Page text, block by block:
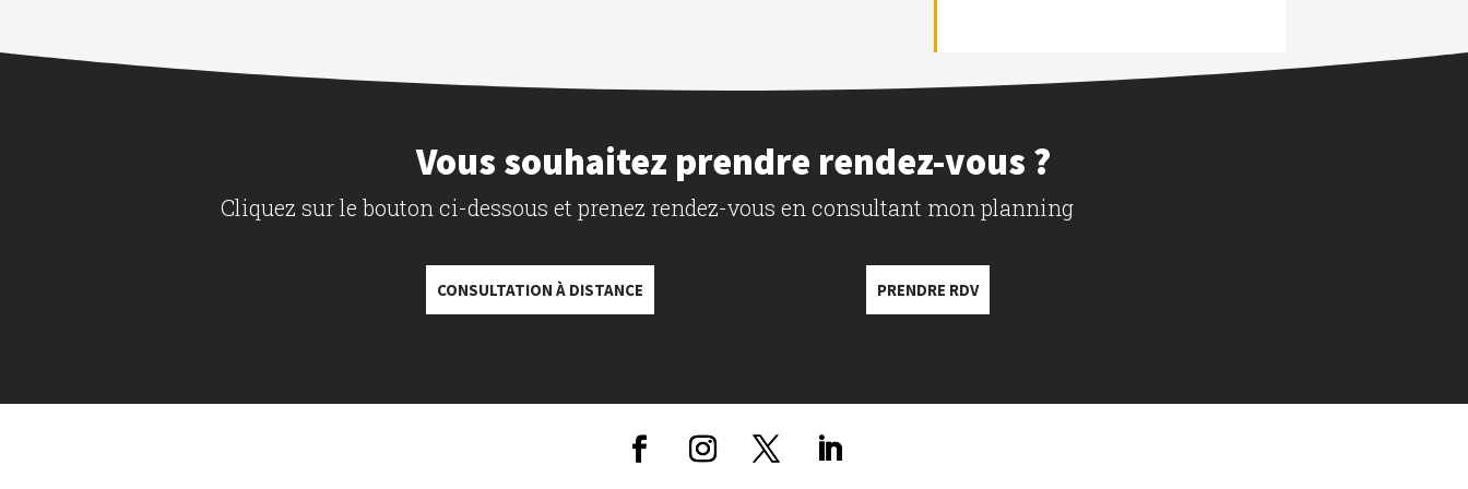
Vous souhaitez prendre rendez-vous ?
Cliquez sur le bouton ci-dessous et prenez rendez-vous en consultant mon planning
CONSULTATION À DISTANCE PRENDRE RDV